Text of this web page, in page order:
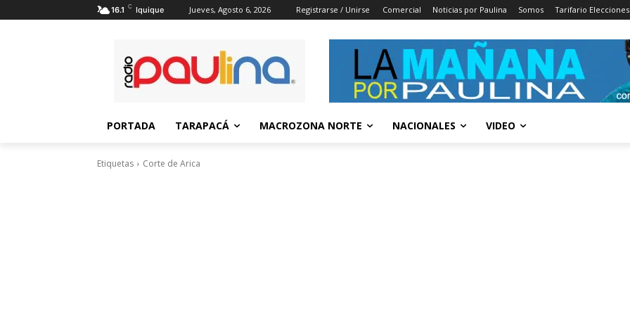
16.1 C Iquique Jueves, Agosto 6, 2026 Registrarse / Unirse Comercial Noticias por Paulina Somos Tarifario Elecciones
PORTADA TARAPACÁ MACROZONA NORTE NACIONALES VIDEO
Etiquetas Corte de Arica